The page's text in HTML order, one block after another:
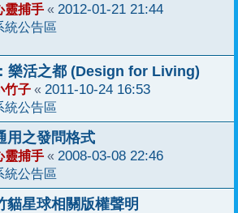
靈捕手 « 2012-01-21 21:44
統公告區
樂活之都 (Design for Living)
竹子 « 2011-10-24 16:53
統公告區
用之發問格式
靈捕手 « 2008-03-08 22:46
統公告區
貓星球相關版權聲明